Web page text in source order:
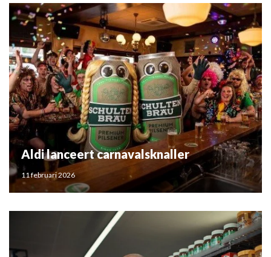
Aldi lanceert carnavalsknaller
11 februari 2026